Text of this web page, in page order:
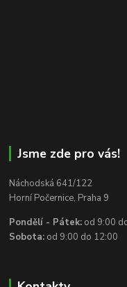
Jsme zde pro vás!
Náchodská 641/122
Horní Počernice, Praha 9
Pondělí - Pátek: od 9:00
Sobota: od 9:00 do 12:00